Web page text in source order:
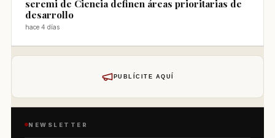
seremi de Ciencia definen áreas prioritarias de
desarrollo
hace 4 días
PUBLÍCITE AQUÍ
NEWSLETTER